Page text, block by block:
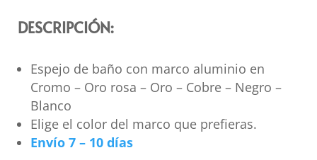
DESCRIPCIÓN:
Espejo de baño con marco aluminio en
Cromo – Oro rosa – Oro – Cobre – Negro –
Blanco
Elige el color del marco que prefieras.
Envío 7 – 10 días